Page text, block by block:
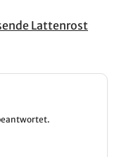
Lattenrost